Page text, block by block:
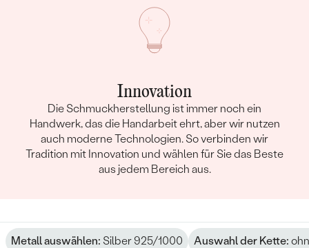
Innovation
Die Schmuckherstellung ist immer noch ein
Handwerk, das die Handarbeit ehrt, aber wir nutzen
auch moderne Technologien. So verbinden wir
Tradition mit Innovation und wählen für Sie das Beste
aus jedem Bereich aus.
Metall auswählen: Silber 925/1000 Auswahl der Kette: